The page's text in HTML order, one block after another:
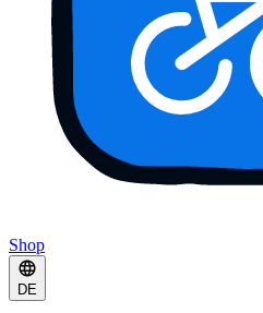
Shop
DE